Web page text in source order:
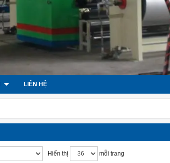
LIÊN HỆ
Hiển thị mỗi trang